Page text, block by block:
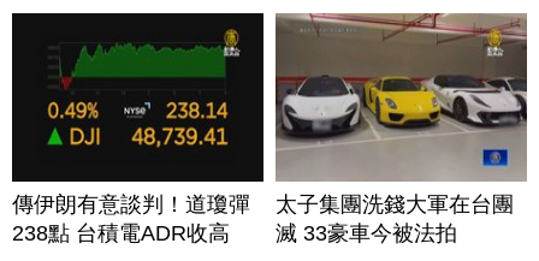
傳伊朗有意談判！道瓊彈
238點 台積電ADR收高
太子集團洗錢大軍在台團
滅 33豪車今被法拍